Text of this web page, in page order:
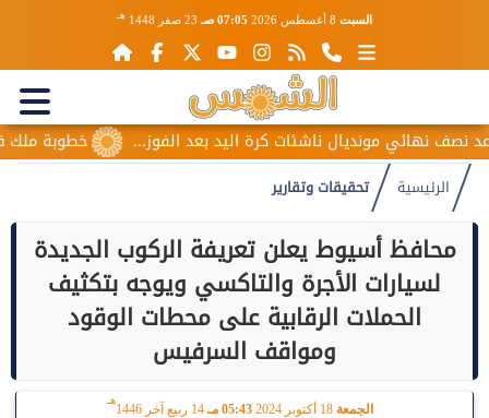
السبت 07:05 صـ 23 صفر 1448 هـ
خطوبة ملك قورة ناشئات كرة اليد بعد الفوز...
الرئيسية تحقيقات وتقارير
محافظ أسيوط يعلن تعريفة الركوب الجديدة
لسيارات الأجرة والتاكسي ويوجه بتكثيف
الحملات الرقابية على محطات الوقود
ومواقف السرفيس
الجمعة 05:43 مـ 14 ربيع آخر 1446
هـ